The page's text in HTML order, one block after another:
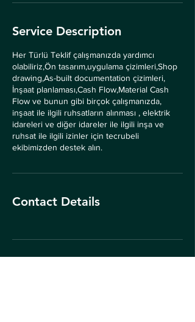
Service Description
Her Türlü Teklif çalışmanızda yardımcı
olabiliriz,Ön tasarım,uygulama çizimleri,Shop
drawing,As-built documentation çizimleri,
İnşaat planlaması,Cash Flow,Material Cash
Flow ve bunun gibi birçok çalışmanızda,
inşaat ile ilgili ruhsatların alınması , elektrik
idareleri ve diğer idareler ile ilgili inşa ve
ruhsat ile ilgili izinler için tecrubeli
ekibimizden destek alın.
Contact Details